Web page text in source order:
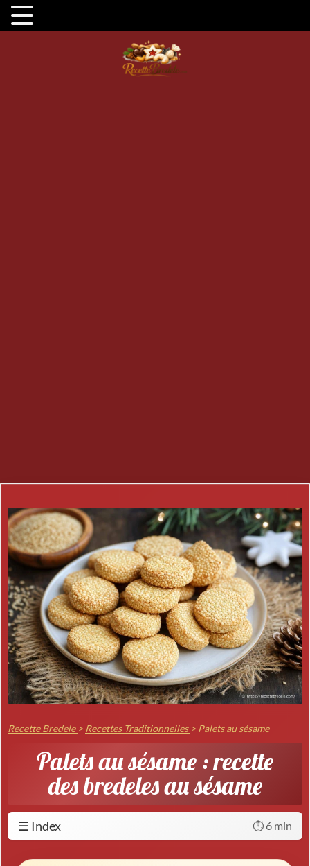
Recette Bredele > Recettes Traditionnelles > Palets au sésame
Palets au sésame : recette
des bredeles au sésame
☰ Index ⏱️ 6 min